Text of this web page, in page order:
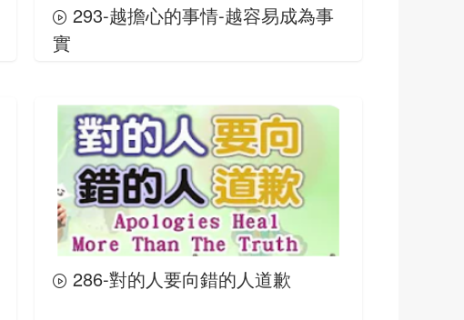
實
286-對的人要向錯的人道歉